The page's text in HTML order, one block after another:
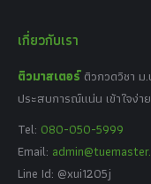
เกี่ยวกับเรา
ติวมาสเตอร์ ติวกวดวิชา
ประสบการณ์แน่น เข้าใจง่า
Tel: 080-050-5999
Email:
Line Id: @xui1205j